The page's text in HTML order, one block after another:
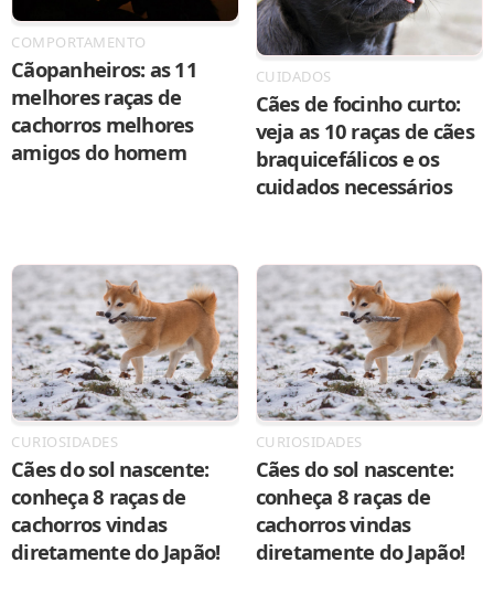
COMPORTAMENTO
Cãopanheiros: as 11
melhores raças de
cachorros melhores
amigos do homem
CUIDADOS
Cães de focinho curto:
veja as 10 raças de cães
braquicefálicos e os
cuidados necessários
CURIOSIDADES
Cães do sol nascente:
conheça 8 raças de
cachorros vindas
diretamente do Japão!
CURIOSIDADES
Cães do sol nascente:
conheça 8 raças de
cachorros vindas
diretamente do Japão!